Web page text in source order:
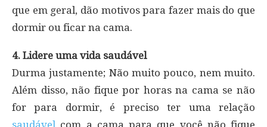
que em geral, dão motivos para fazer mais do que
dormir ou ficar na cama.
4. Lidere uma vida saudável
Durma justamente; Não muito pouco, nem muito.
Além disso, não fique por horas na cama se não
for para dormir, é preciso ter uma relação
saudável com a cama para que você não fique